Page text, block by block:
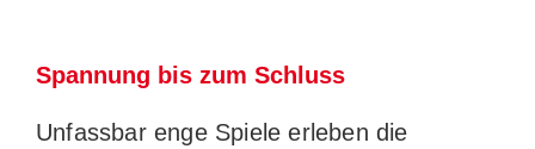
Spannung bis zum Schluss
Unfassbar enge Spiele erleben die